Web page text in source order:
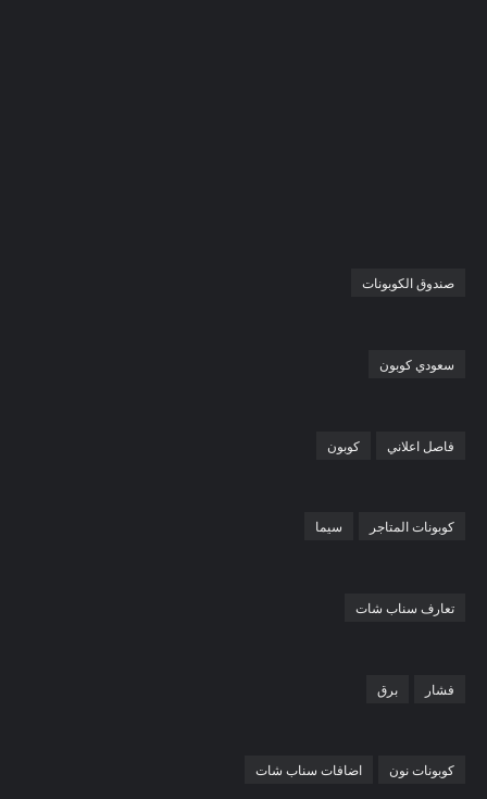
صندوق الكوبونات
سعودي كوبون
فاصل اعلاني كوبون
كوبونات المتاجر سيما
تعارف سناب شات
فشار برق
كوبونات نون اضافات سناب شات